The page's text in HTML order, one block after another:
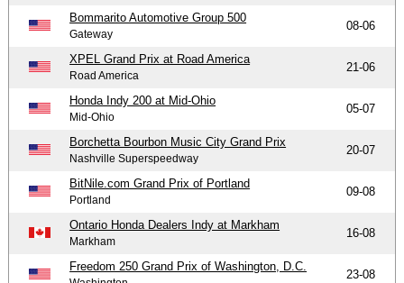
Bommarito Automotive Group 500
Gateway
08-06
XPEL Grand Prix at Road America
Road America
21-06
Honda Indy 200 at Mid-Ohio
Mid-Ohio
05-07
Borchetta Bourbon Music City Grand Prix
Nashville Superspeedway
20-07
BitNile.com Grand Prix of Portland
Portland
09-08
Ontario Honda Dealers Indy at Markham
Markham
16-08
Freedom 250 Grand Prix of Washington, D.C.
23-08